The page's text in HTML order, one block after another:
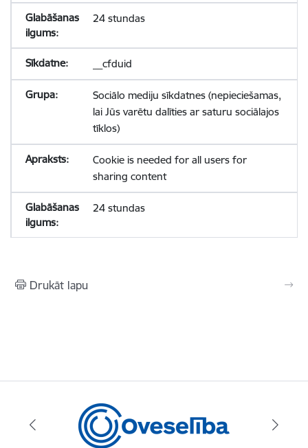
24 stundas
__cfduid
Sociālo mediju sīkdatnes (nepieciešamas,
lai Jūs varētu dalīties ar saturu sociālajos
tīklos)
Cookie is needed for all users for
sharing content
24 stundas
Drukāt lapu